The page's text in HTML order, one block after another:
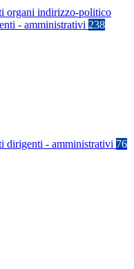
organi indirizzo-politico
- amministrativi 238
dirigenti - amministrativi 76